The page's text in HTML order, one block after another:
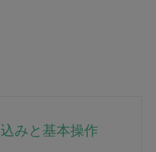
みと基本操作